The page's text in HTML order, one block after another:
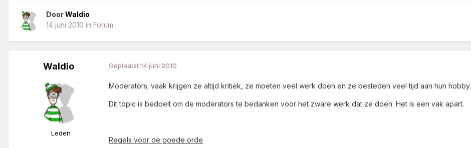
DoorWaldio
14 juni 2010 in Forum
Waldio
Leden
Geplaatst14 juni 2010
Moderators; vaak krijgen ze altijd kritiek, ze moeten veel werk doen en ze besteden veel tijd aan hun hobby.
Dit topic is bedoelt om de moderators te bedanken voor het zware werk dat ze doen. Het is een vak apart.
Regels voor de goede orde